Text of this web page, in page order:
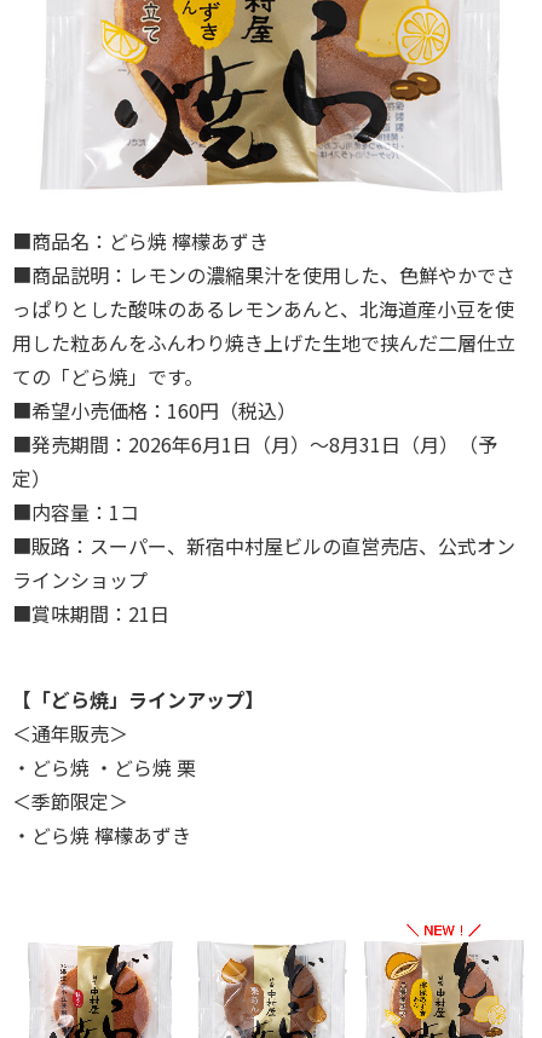
■商品名：どら焼 檸檬あずき
■商品説明：レモンの濃縮果汁を使用した、色鮮やかでさ
っぱりとした酸味のあるレモンあんと、北海道産小豆を使
用した粒あんをふんわり焼き上げた生地で挟んだ二層仕⽴
ての「どら焼」です。
■希望小売価格：160円（税込）
■発売期間：2026年6月1日（月）～8月31日（月）（予
定）
■内容量：1コ
■販路：スーパー、新宿中村屋ビルの直営売店、公式オン
ラインショップ
■賞味期間：21日
【「どら焼」ラインアップ】
＜通年販売＞
・どら焼 ・どら焼 栗
＜季節限定＞
・どら焼 檸檬あずき